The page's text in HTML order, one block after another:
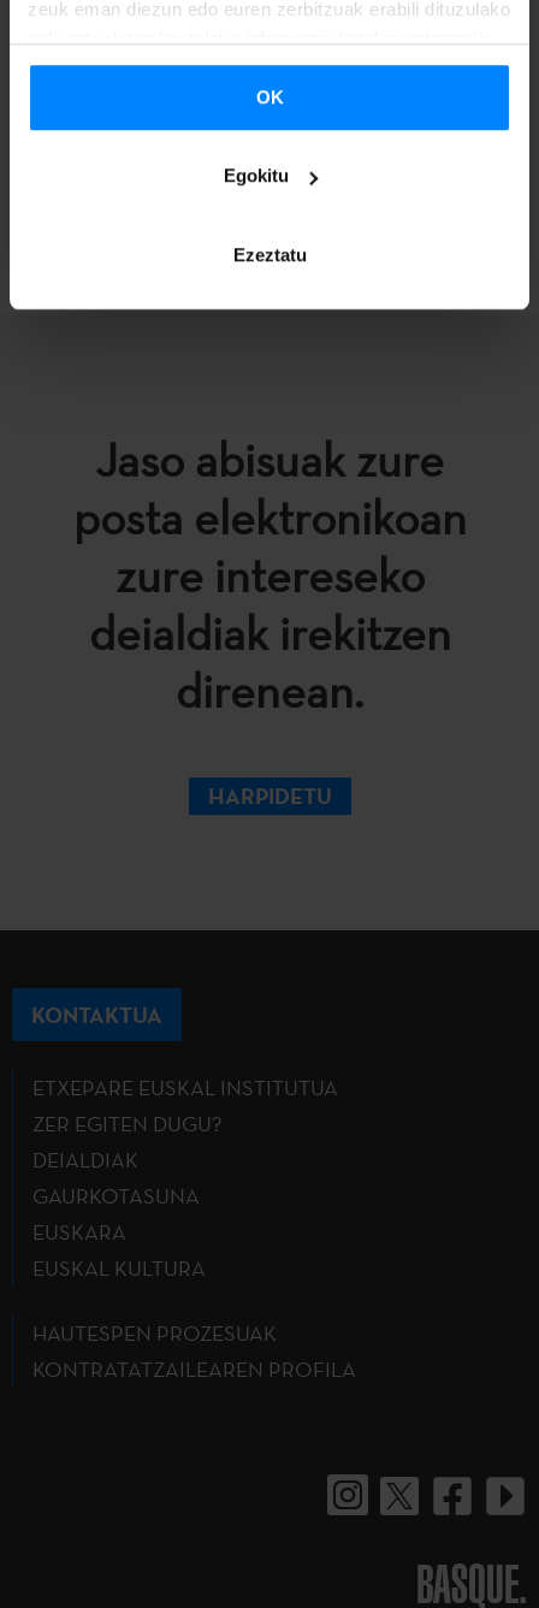
zeuk eman diezun edo euren zerbitzuak erabili dituzulako
OK
Egokitu
Ezeztatu
2. ERANSKINA - DEIALDIA
Jaso abisuak zure
posta elektronikoan
zure intereseko
deialdiak irekitzen
direnean.
HARPIDETU
KONTAKTUA
ETXEPARE EUSKAL INSTITUTUA
ZER EGITEN DUGU?
DEIALDIAK
GAURKOTASUNA
EUSKARA
EUSKAL KULTURA
HAUTESPEN PROZESUAK
KONTRATATZAILEAREN PROFILA
BASQUE.